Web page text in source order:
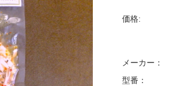
価格:
メーカー：
型番：